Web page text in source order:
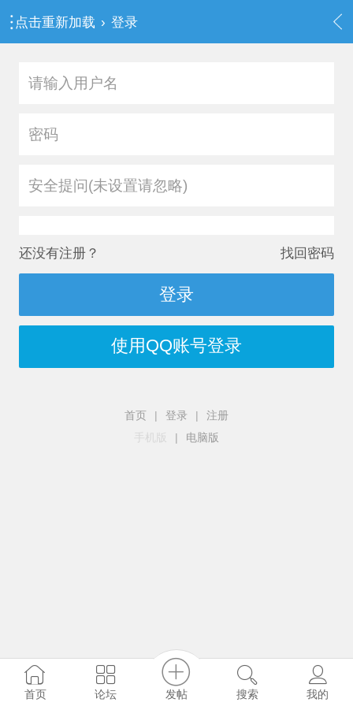
点击重新加载 › 登录
安全提问(未设置请忽略)
还没有注册？ 找回密码
登录
使用QQ账号登录
首页 | 登录 |
注册
手机版
| 电脑版
首页 论坛 发帖 搜索 我的